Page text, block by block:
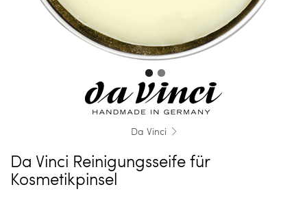
Da Vinci
Da Vinci Reinigungsseife für
Kosmetikpinsel